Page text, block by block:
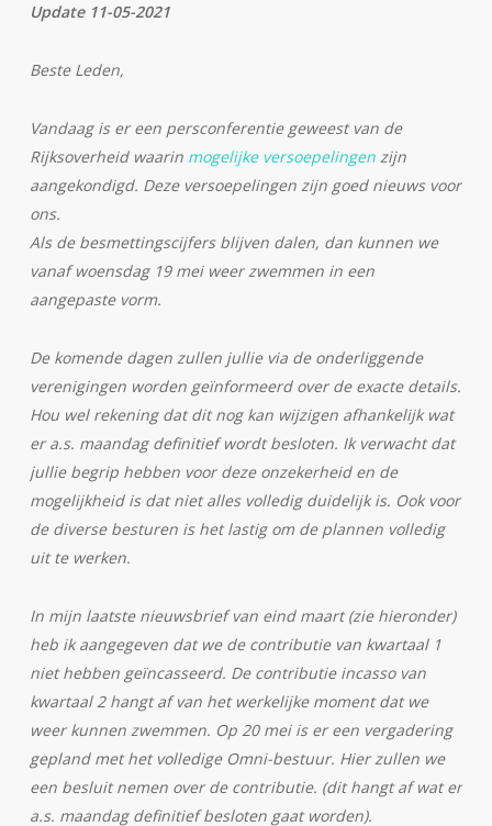
Update 11-05-2021
Beste Leden,
Vandaag is er een persconferentie geweest van de
Rijksoverheid waarin mogelijke versoepelingenzijn
aangekondigd. Deze versoepelingen zijn goed nieuws voor
ons.
Als de besmettingscijfers blijven dalen, dan kunnen we
vanaf woensdag 19 mei weer zwemmen in een
aangepaste vorm.
De komende dagen zullen jullie via de onderliggende
verenigingen worden geïnformeerd over de exacte details.
Hou wel rekening dat dit nog kan wijzigen afhankelijk wat
er a.s. maandag definitief wordt besloten. Ik verwacht dat
jullie begrip hebben voor deze onzekerheid en de
mogelijkheid is dat niet alles volledig duidelijk is. Ook voor
de diverse besturen is het lastig om de plannen volledig
uit te werken.
In mijn laatste nieuwsbrief van eind maart (zie hieronder)
heb ik aangegeven dat we de contributie van kwartaal 1
niet hebben geïncasseerd. De contributie incasso van
kwartaal 2 hangt af van het werkelijke moment dat we
weer kunnen zwemmen. Op 20 mei is er een vergadering
gepland met het volledige Omni-bestuur. Hier zullen we
een besluit nemen over de contributie. (dit hangt af wat er
a.s. maandag definitief besloten gaat worden).